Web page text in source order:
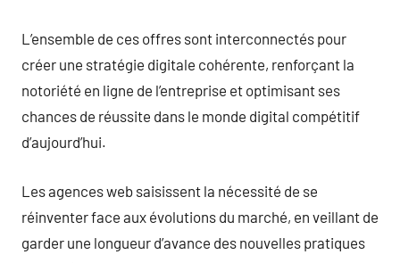
L’ensemble de ces offres sont interconnectés pour
créer une stratégie digitale cohérente, renforçant la
notoriété en ligne de l’entreprise et optimisant ses
chances de réussite dans le monde digital compétitif
d’aujourd’hui.
Les agences web saisissent la nécessité de se
réinventer face aux évolutions du marché, en veillant de
garder une longueur d’avance des nouvelles pratiques